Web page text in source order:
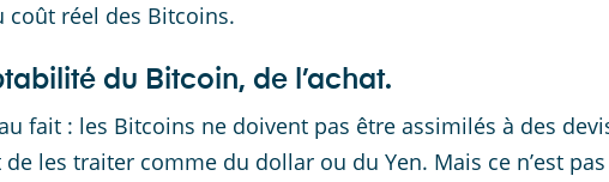
coût réel des Bitcoins.
du Bitcoin, de l’achat.
fait : les Bitcoins ne doivent pas être assimilés à des
les traiter comme du dollar ou du Yen. Mais ce n’est